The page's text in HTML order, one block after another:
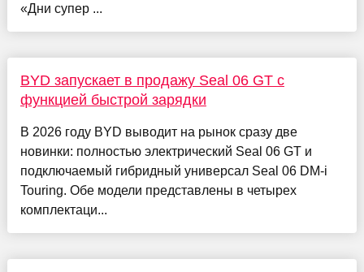
«Дни супер ...
BYD запускает в продажу Seal 06 GT с
функцией быстрой зарядки
В 2026 году BYD выводит на рынок сразу две
новинки: полностью электрический Seal 06 GT и
подключаемый гибридный универсал Seal 06 DM-i
Touring. Обе модели представлены в четырех
комплектаци...